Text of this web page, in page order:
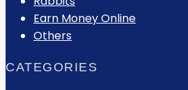
Earn Money Online
Others
CATEGORIES